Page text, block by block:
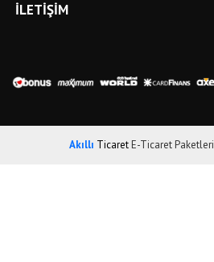
İLETIŞIM
Akıllı Ticaret E-Ticaret Paketleri